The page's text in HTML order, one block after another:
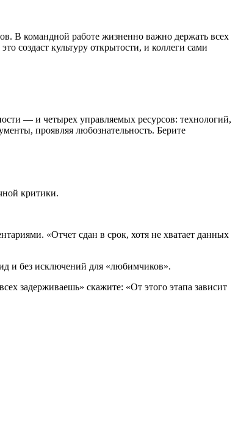
В командной работе жизненно важно держать всех
создаст культуру открытости, и коллеги сами
— и четырех управляемых ресурсов: технологий,
проявляя любознательность. Берите
критики.
«Отчет сдан в срок, хотя не хватает данных
и без исключений для «любимчиков».
задерживаешь» скажите: «От этого этапа зависит